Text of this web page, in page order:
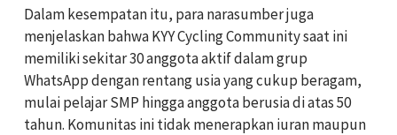
Dalam kesempatan itu, para narasumber juga
menjelaskan bahwa KYY Cycling Community saat ini
memiliki sekitar 30 anggota aktif dalam grup
WhatsApp dengan rentang usia yang cukup beragam,
mulai pelajar SMP hingga anggota berusia di atas 50
tahun. Komunitas ini tidak menerapkan iuran maupun